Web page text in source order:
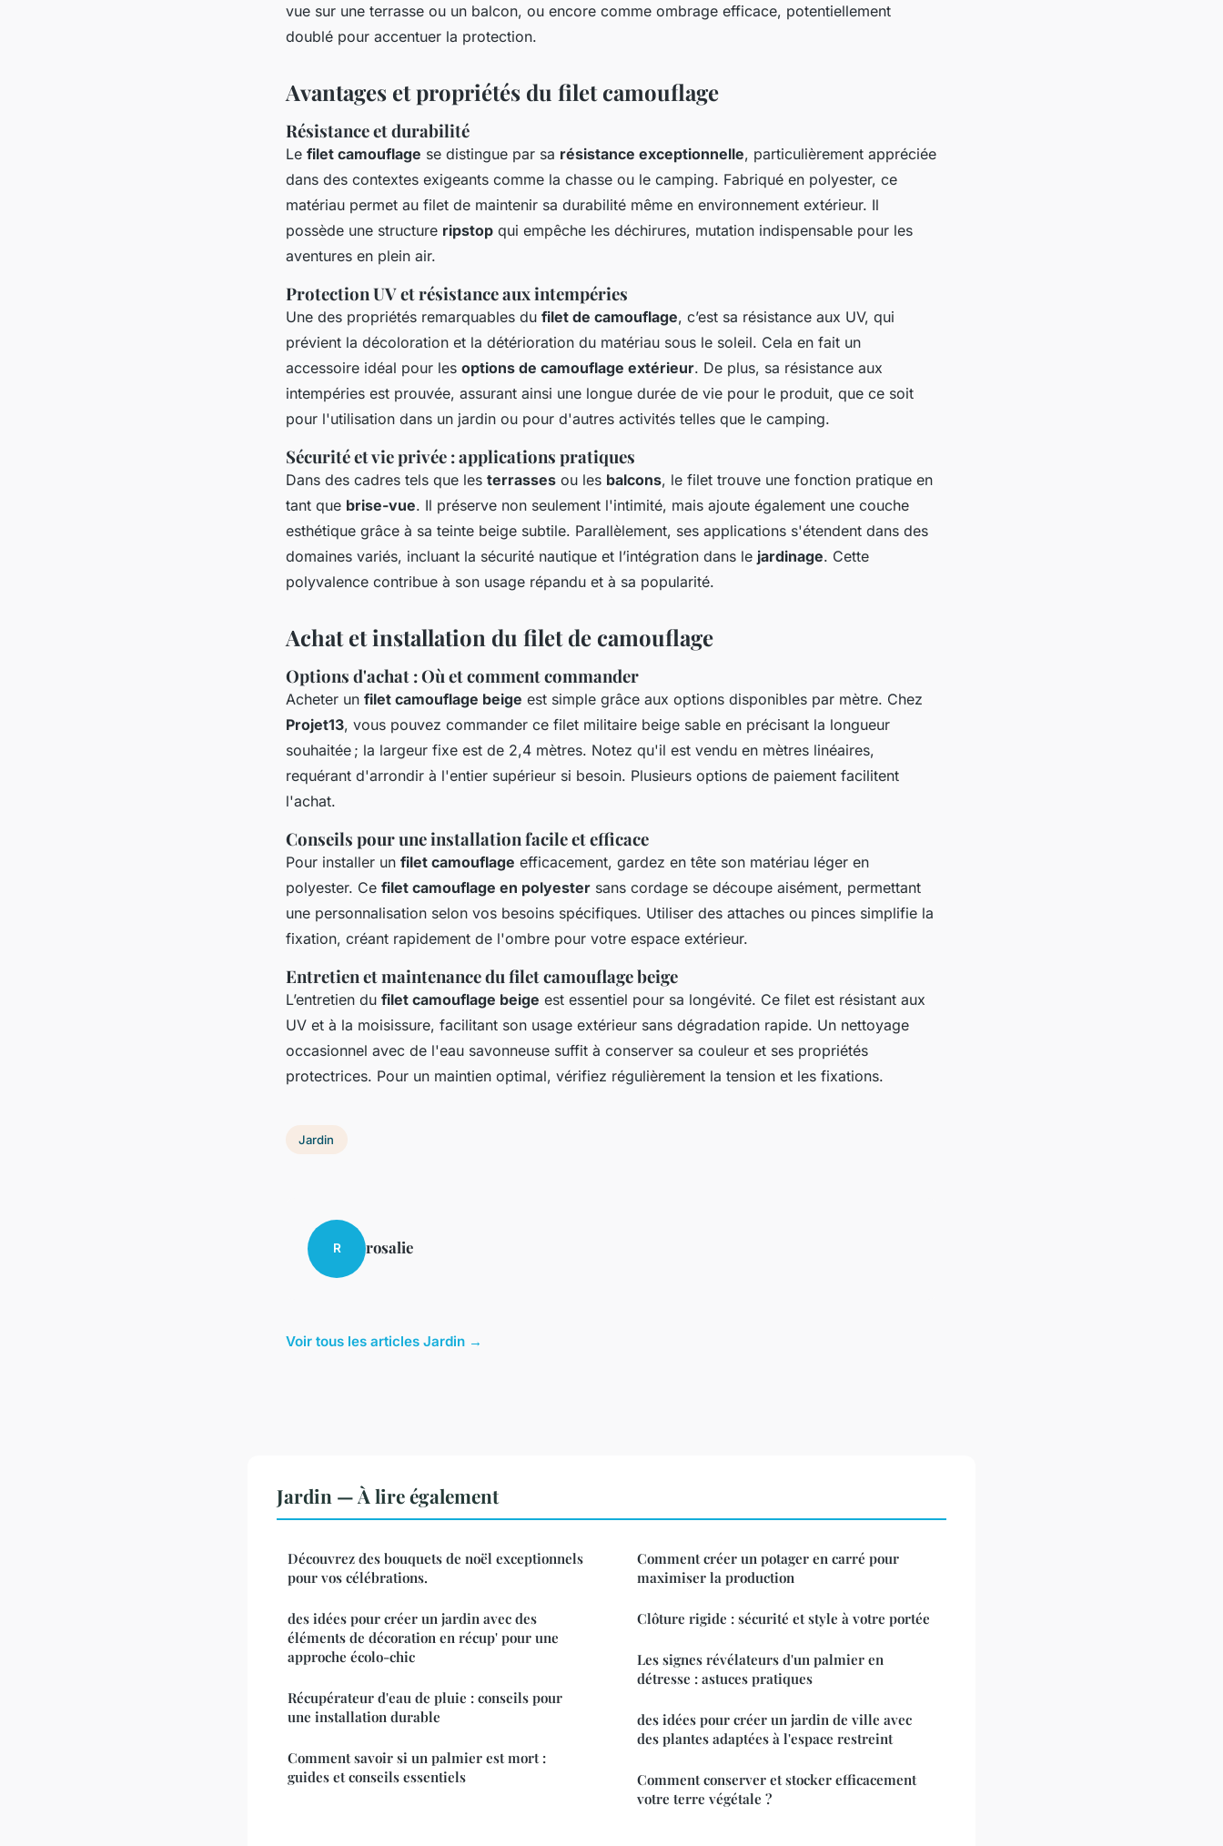
vue sur une terrasse ou un balcon, ou encore comme ombrage efficace, potentiellement
doublé pour accentuer la protection.
Avantages et propriétés du filet camouflage
Résistance et durabilité
Le filet camouflage se distingue par sa résistance exceptionnelle, particulièrement appréciée
dans des contextes exigeants comme la chasse ou le camping. Fabriqué en polyester, ce
matériau permet au filet de maintenir sa durabilité même en environnement extérieur. Il
possède une structure ripstop qui empêche les déchirures, mutation indispensable pour les
aventures en plein air.
Protection UV et résistance aux intempéries
Une des propriétés remarquables du filet de camouflage, c’est sa résistance aux UV, qui
prévient la décoloration et la détérioration du matériau sous le soleil. Cela en fait un
accessoire idéal pour les options de camouflage extérieur. De plus, sa résistance aux
intempéries est prouvée, assurant ainsi une longue durée de vie pour le produit, que ce soit
pour l'utilisation dans un jardin ou pour d'autres activités telles que le camping.
Sécurité et vie privée : applications pratiques
Dans des cadres tels que les terrasses ou les balcons, le filet trouve une fonction pratique en
tant que brise-vue. Il préserve non seulement l'intimité, mais ajoute également une couche
esthétique grâce à sa teinte beige subtile. Parallèlement, ses applications s'étendent dans des
domaines variés, incluant la sécurité nautique et l’intégration dans le jardinage. Cette
polyvalence contribue à son usage répandu et à sa popularité.
Achat et installation du filet de camouflage
Options d'achat : Où et comment commander
Acheter un filet camouflage beige est simple grâce aux options disponibles par mètre. Chez
Projet13, vous pouvez commander ce filet militaire beige sable en précisant la longueur
souhaitée ; la largeur fixe est de 2,4 mètres. Notez qu'il est vendu en mètres linéaires,
requérant d'arrondir à l'entier supérieur si besoin. Plusieurs options de paiement facilitent
l'achat.
Conseils pour une installation facile et efficace
Pour installer un filet camouflage efficacement, gardez en tête son matériau léger en
polyester. Ce filet camouflage en polyester sans cordage se découpe aisément, permettant
une personnalisation selon vos besoins spécifiques. Utiliser des attaches ou pinces simplifie la
fixation, créant rapidement de l'ombre pour votre espace extérieur.
Entretien et maintenance du filet camouflage beige
L’entretien du filet camouflage beige est essentiel pour sa longévité. Ce filet est résistant aux
UV et à la moisissure, facilitant son usage extérieur sans dégradation rapide. Un nettoyage
occasionnel avec de l'eau savonneuse suffit à conserver sa couleur et ses propriétés
protectrices. Pour un maintien optimal, vérifiez régulièrement la tension et les fixations.
Jardin
R rosalie
Voir tous les articles Jardin →
Jardin — À lire également
Découvrez des bouquets de noël exceptionnels
pour vos célébrations.
des idées pour créer un jardin avec des
éléments de décoration en récup' pour une
approche écolo-chic
Récupérateur d'eau de pluie : conseils pour
une installation durable
Comment savoir si un palmier est mort :
guides et conseils essentiels
Comment créer un potager en carré pour
maximiser la production
Clôture rigide : sécurité et style à votre portée
Les signes révélateurs d'un palmier en
détresse : astuces pratiques
des idées pour créer un jardin de ville avec
des plantes adaptées à l'espace restreint
Comment conserver et stocker efficacement
votre terre végétale ?